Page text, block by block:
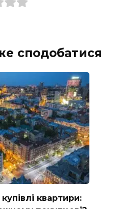
сподобатися
квартири: